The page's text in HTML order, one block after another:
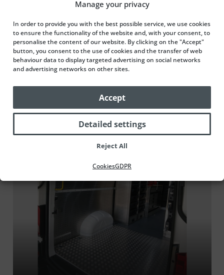
Manage your privacy
In order to provide you with the best possible service, we use cookies
to ensure the functionality of the website and, with your consent, to
personalise the content of our website. By clicking on the "Accept"
button, you consent to the use of cookies and the transfer of web
behaviour data to display targeted advertising on social networks
and advertising networks on other sites.
Accept
Reject All
Detailed settings
CookiesGDPR